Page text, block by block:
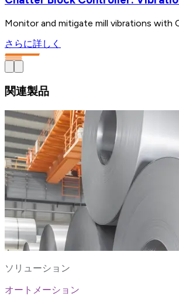
Monitor and mitigate mill vibrations with
さらに詳しく
関連製品
ソリューション
オートメーション